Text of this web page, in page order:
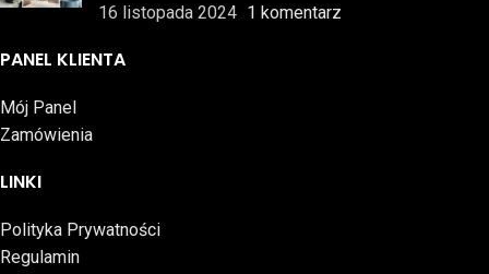
16 listopada 2024 1 komentarz
PANEL KLIENTA
Mój Panel
Zamówienia
LINKI
Polityka Prywatności
Regulamin